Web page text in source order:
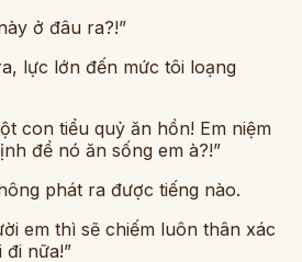
ở đâu ra?!”
lực lớn đến mức tôi loạng
con tiểu quỷ ăn hồn! Em niệm
để nó ăn sống em à?!”
phát ra được tiếng nào.
em thì sẽ chiếm luôn thân xác
nữa!”